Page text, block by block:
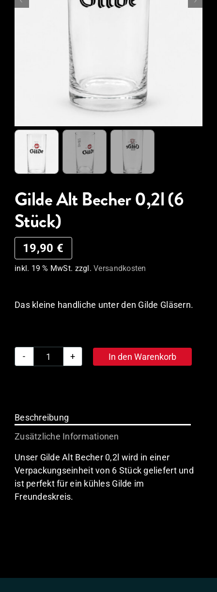
Gilde Alt Becher 0,2l (6
Stück)
19,90 €
inkl. 19 % MwSt. zzgl.Versandkosten
Das kleine handliche unter den Gilde Gläsern.
Gilde
(6
Stück)
Menge
In den Warenkorb
Beschreibung
Zusätzliche Informationen
Unser Gilde Alt Becher 0,2l wird in einer
Verpackungseinheit von 6 Stück geliefert und
ist perfekt für ein kühles Gilde im
Freundeskreis.